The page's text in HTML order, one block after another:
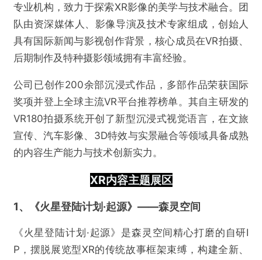
专业机构，致力于探索XR影像的美学与技术融合。团
队由资深媒体人、影像导演及技术专家组成，创始人
具有国际新闻与影视创作背景，核心成员在VR拍摄、
后期制作及特种摄影领域拥有丰富经验。
公司已创作200余部沉浸式作品，多部作品荣获国际
奖项并登上全球主流VR平台推荐榜单。其自主研发的
VR180拍摄系统开创了新型沉浸式视觉语言，在文旅
宣传、汽车影像、3D特效与实景融合等领域具备成熟
的内容生产能力与技术创新实力。
XR内容主题展区
1、《火星登陆计划·起源》——森灵空间
《火星登陆计划·起源》是森灵空间精心打磨的自研I
P，摆脱展览型XR的传统故事框架束缚，构建全新、